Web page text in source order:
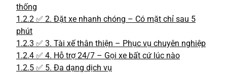
thống
1.2.2 ✅ 2. Đặt xe nhanh chóng – Có mặt chỉ sau 5
phút
1.2.3 ✅ 3. Tài xế thân thiện – Phục vụ chuyên nghiệp
1.2.4 ✅ 4. Hỗ trợ 24/7 – Gọi xe bất cứ lúc nào
1.2.5 ✅ 5. Đa dạng dịch vụ